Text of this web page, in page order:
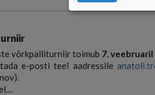
võrkpalliturniir toimub 7. veebruaril
e-posti teel aadressile
KÜPSISTE